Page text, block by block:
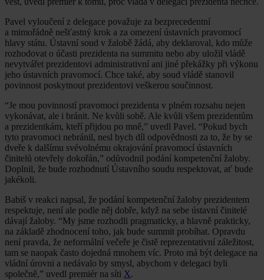
Pavel vyloučení z delegace považuje za bezprecedentní
a mimořádně nešťastný krok a za omezení ústavních pravomocí
hlavy státu. Ústavní soud v žalobě žádá, aby deklaroval, kdo může
rozhodovat o účasti prezidenta na summitu nebo aby uložil vládě
nevytvářet prezidentovi administrativní ani jiné překážky při výkonu
jeho ústavních pravomocí. Chce také, aby soud vládě stanovil
povinnost poskytnout prezidentovi veškerou součinnost.
“Je mou povinností pravomoci prezidenta v plném rozsahu nejen
vykonávat, ale i bránit. Ne kvůli sobě. Ale kvůli všem prezidentům
a prezidentkám, kteří přijdou po mně,” uvedl Pavel. “Pokud bych
tyto pravomoci nebránil, nesl bych díl odpovědnosti za to, že by se
dveře k dalšímu svévolnému okrajování pravomocí ústavních
činitelů otevřely dokořán,” odůvodnil podání kompetenční žaloby.
Doplnil, že bude rozhodnutí Ústavního soudu respektovat, ať bude
jakékoli.
Babiš v reakci napsal, že podání kompetenční žaloby prezidentem
respektuje, není ale podle něj dobře, když na sebe ústavní činitelé
dávají žaloby. “My jsme rozhodli pragmaticky, a hlavně prakticky,
na základě zhodnocení toho, jak bude summit probíhat. Opravdu
není pravda, že neformální večeře je čistě reprezentativní záležitost,
tam se naopak často dojedná mnohem víc. Proto má být delegace na
vládní úrovni a nedávalo by smysl, abychom v delegaci byli
společně,” uvedl premiér na síti X.